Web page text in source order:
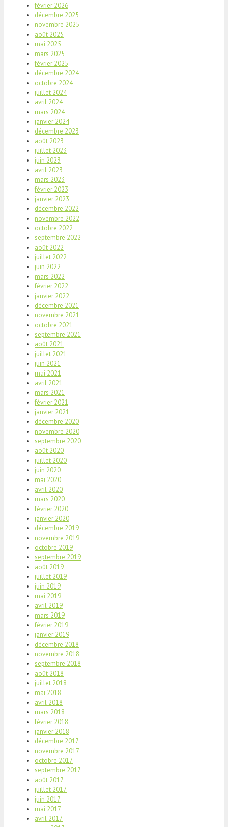
février 2026
décembre 2025
novembre 2025
août 2025
mai 2025
mars 2025
février 2025
décembre 2024
octobre 2024
juillet 2024
avril 2024
mars 2024
janvier 2024
décembre 2023
août 2023
juillet 2023
juin 2023
avril 2023
mars 2023
février 2023
janvier 2023
décembre 2022
novembre 2022
octobre 2022
septembre 2022
août 2022
juillet 2022
juin 2022
mars 2022
février 2022
janvier 2022
décembre 2021
novembre 2021
octobre 2021
septembre 2021
août 2021
juillet 2021
juin 2021
mai 2021
avril 2021
mars 2021
février 2021
janvier 2021
décembre 2020
novembre 2020
septembre 2020
août 2020
juillet 2020
juin 2020
mai 2020
avril 2020
mars 2020
février 2020
janvier 2020
décembre 2019
novembre 2019
octobre 2019
septembre 2019
août 2019
juillet 2019
juin 2019
mai 2019
avril 2019
mars 2019
février 2019
janvier 2019
décembre 2018
novembre 2018
septembre 2018
août 2018
juillet 2018
mai 2018
avril 2018
mars 2018
février 2018
janvier 2018
décembre 2017
novembre 2017
octobre 2017
septembre 2017
août 2017
juillet 2017
juin 2017
mai 2017
avril 2017